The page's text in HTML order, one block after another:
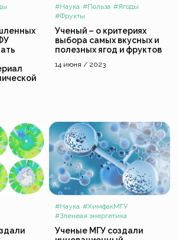
#Наука #Польза #Ягоды
#Фрукты
Ученый – о критериях
выбора самых вкусных и
полезных ягод и фруктов
14 июня / 2023
#Наука #ХимфакМГУ
#Зленеая энергетика
Ученые МГУ создали